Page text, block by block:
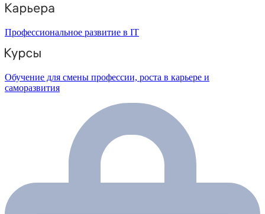
Профессиональное развитие в IT
Обучение для смены профессии, роста в карьере и
саморазвития